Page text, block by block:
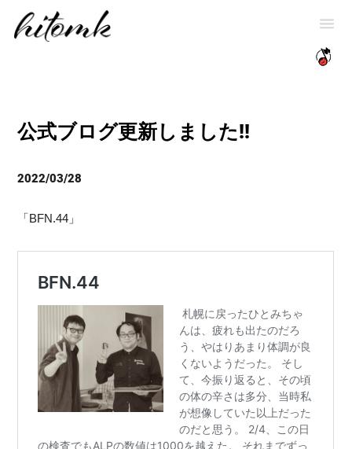
公式ブログ更新しました!!
2022/03/28
「BFN.44」